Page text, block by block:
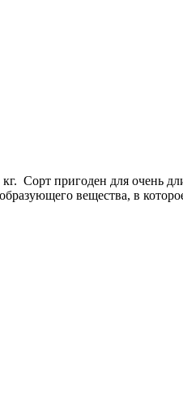
Сорт пригоден для очень
вещества, в